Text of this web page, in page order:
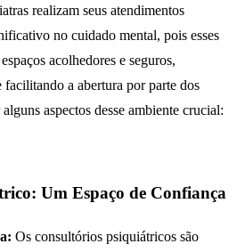
realizam seus atendimentos
no cuidado mental, pois esses
acolhedores e seguros,
a abertura por parte dos
aspectos desse ambiente crucial:
Um Espaço de Confiança
Os consultórios psiquiátricos são